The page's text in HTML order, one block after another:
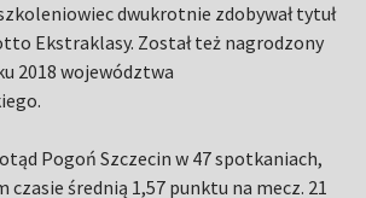
dwukrotnie zdobywał tytuł
Ekstraklasy. Został też nagrodzony
2018 województwa
Pogoń Szczecin w 47 spotkaniach,
czasie średnią 1,57 punktu na mecz. 21